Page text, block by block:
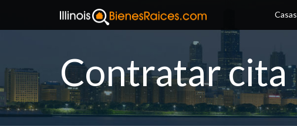
Casas
Contratar cita